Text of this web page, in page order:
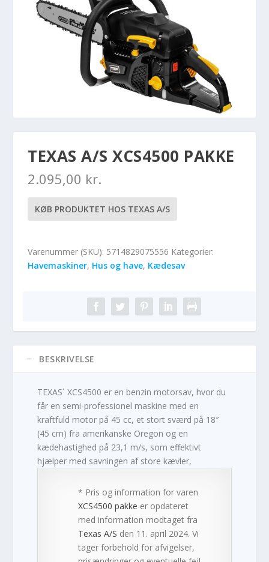
TEXAS A/S XCS4500 PAKKE
2.095,00 kr.
KØB PRODUKTET HOS TEXAS A/S
Varenummer (SKU): 5714829075556 Kategorier:
Havemaskiner, Hus og have, Kædesav
BESKRIVELSE
TEXAS´ XCS4500 er en benzin motorsav, hvor du
får en semi-professionel maskine med en
kraftfuld motor på 45 cc, et stort sværd på 18″
(45 cm) fra amerikanske Oregon og en
kædehastighed på 23,1 m/s, som effektivt
hjælper med savningen af store kævler,
* Pris og information for varen
XCS4500 pakke er opdateret
med information modtaget fra
Texas A/S den 11. april 2024. Vi
tager forbehold for afvigelser,